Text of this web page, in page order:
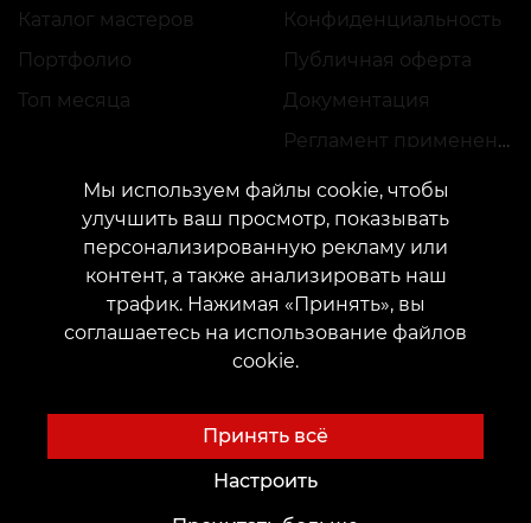
Каталог мастеров
Портфолио
Топ месяца
Конфиденциальность
Публичная оферта
Документация
Регламент применения акций
КОНТАКТЫ
Свяжитесь с нами: customers@vean-tattoo.com
marketing.veantattoo@gmail.com
Жалобы и предложения:complaints@vean-tattoo.com
Мы используем файлы cookie, чтобы
улучшить ваш просмотр, показывать
персонализированную рекламу или
контент, а также анализировать наш
трафик. Нажимая «Принять», вы
соглашаетесь на использование файлов
cookie.
Принять всё
Настроить